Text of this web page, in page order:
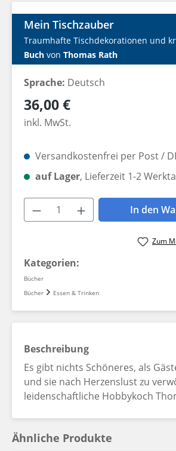
Mein Tischzauber
Traumhafte Tischdekorationen und
Buch von Thomas Rath
Sprache: Deutsch
Regulärer Preis:
36,00 €
inkl. MwSt.
Versandkostenfrei per Post /
auf Lager, Lieferzeit 1-2
Produkt Anzahl: Gib
In den
Zum
Kategorien:
Bücher
Bücher
Essen & Trinken
Beschreibung
Es gibt nichts Schöneres, als
und sie nach Herzenslust zu
leidenschaftliche Hobbykoch
Ähnliche Produkte